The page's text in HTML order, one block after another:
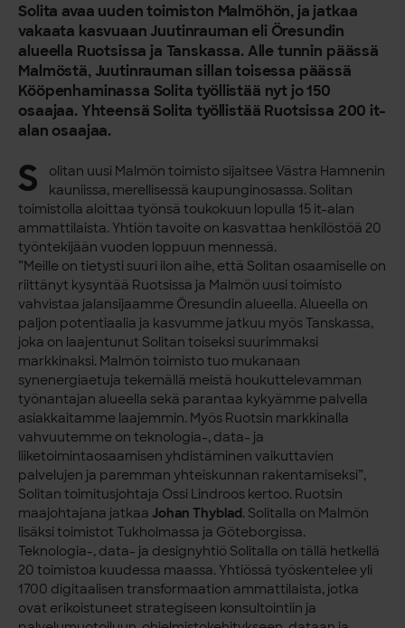
Solita avaa uuden toimiston Malmöhön, ja jatkaa
vakaata kasvuaan Juutinrauman eli Öresundin
alueella Ruotsissa ja Tanskassa. Alle tunnin päässä
Malmöstä, Juutinrauman sillan toisessa päässä
Kööpenhaminassa Solita työllistää nyt jo 150
osaajaa. Yhteensä Solita työllistää Ruotsissa 200 it-
alan osaajaa.
S
olitan uusi Malmön toimisto sijaitsee Västra Hamnenin
kauniissa, merellisessä kaupunginosassa. Solitan
toimistolla aloittaa työnsä toukokuun lopulla 15 it-alan
ammattilaista. Yhtiön tavoite on kasvattaa henkilöstöä 20
työntekijään vuoden loppuun mennessä.
”Meille on tietysti suuri ilon aihe, että Solitan osaamiselle on
riittänyt kysyntää Ruotsissa ja Malmön uusi toimisto
vahvistaa jalansijaamme Öresundin alueella. Alueella on
paljon potentiaalia ja kasvumme jatkuu myös Tanskassa,
joka on laajentunut Solitan toiseksi suurimmaksi
markkinaksi. Malmön toimisto tuo mukanaan
synenergiaetuja tekemällä meistä houkuttelevamman
työnantajan alueella sekä parantaa kykyämme palvella
asiakkaitamme laajemmin. Myös Ruotsin markkinalla
vahvuutemme on teknologia-, data- ja
liiketoimintaosaamisen yhdistäminen vaikuttavien
palvelujen ja paremman yhteiskunnan rakentamiseksi”,
Solitan toimitusjohtaja Ossi Lindroos kertoo. Ruotsin
maajohtajana jatkaa Johan Thyblad. Solitalla on Malmön
lisäksi toimistot Tukholmassa ja Göteborgissa.
Teknologia-, data- ja designyhtiö Solitalla on tällä hetkellä
20 toimistoa kuudessa maassa. Yhtiössä työskentelee yli
1700 digitaalisen transformaation ammattilaista, jotka
ovat erikoistuneet strategiseen konsultointiin ja